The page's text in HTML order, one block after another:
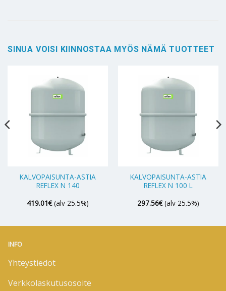
SINUA VOISI KIINNOSTAA MYÖS NÄMÄ TUOTTEET
KALVOPAISUNTA-ASTIA
REFLEX N 140
419.01€ (alv 25.5%)
KALVOPAISUNTA-ASTIA
REFLEX N 100 L
297.56€ (alv 25.5%)
INFO
Yhteystiedot
Verkkolaskutusosoite